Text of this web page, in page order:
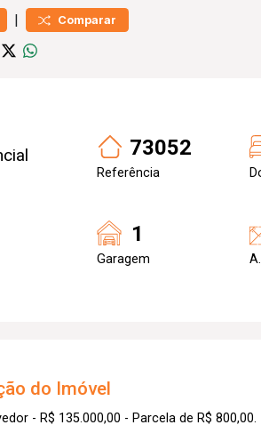
| Comparar
73052
Referência
1
Garagem
do Imóvel
- R$ 135.000,00 - Parcela de R$ 800,00.